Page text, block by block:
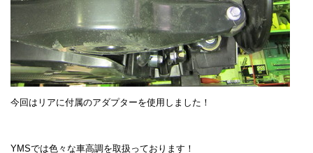
今回はリアに付属のアダプターを使用しました！
YMSでは色々な車高調を取扱っております！